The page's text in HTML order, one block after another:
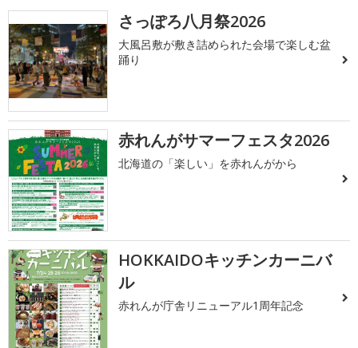
さっぽろ八月祭2026
大風呂敷が敷き詰められた会場で楽しむ盆
踊り
赤れんがサマーフェスタ2026
北海道の「楽しい」を赤れんがから
HOKKAIDOキッチンカーニバ
ル
赤れんが庁舎リニューアル1周年記念